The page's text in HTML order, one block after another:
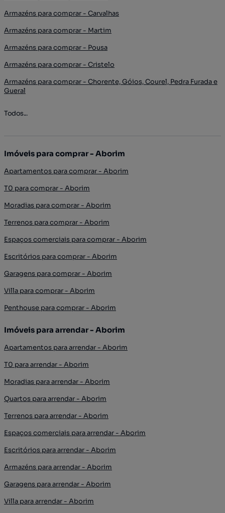
Armazéns para comprar - Carvalhas
Armazéns para comprar - Martim
Armazéns para comprar - Pousa
Armazéns para comprar - Cristelo
Armazéns para comprar - Chorente, Góios, Courel, Pedra Furada e
Gueral
Todos...
Imóveis para comprar - Aborim
Apartamentos para comprar - Aborim
T0 para comprar - Aborim
Moradias para comprar - Aborim
Terrenos para comprar - Aborim
Espaços comerciais para comprar - Aborim
Escritórios para comprar - Aborim
Garagens para comprar - Aborim
Villa para comprar - Aborim
Penthouse para comprar - Aborim
Imóveis para arrendar - Aborim
Apartamentos para arrendar - Aborim
T0 para arrendar - Aborim
Moradias para arrendar - Aborim
Quartos para arrendar - Aborim
Terrenos para arrendar - Aborim
Espaços comerciais para arrendar - Aborim
Escritórios para arrendar - Aborim
Armazéns para arrendar - Aborim
Garagens para arrendar - Aborim
Villa para arrendar - Aborim